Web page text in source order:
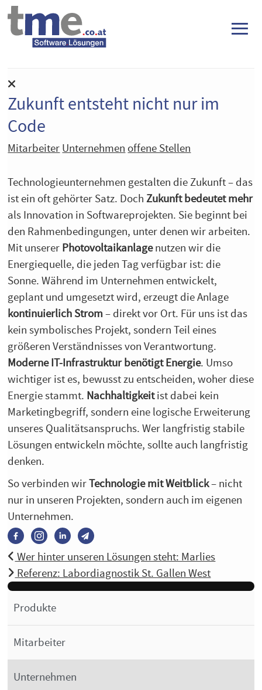
≡
Zukunft entsteht nicht nur im
Code
Mitarbeiter Unternehmen offene Stellen
Technologieunternehmen gestalten die Zukunft – das
ist ein oft gehörter Satz. DochZukunft bedeutet mehr
als Innovation in Softwareprojekten. Sie beginnt bei
den Rahmenbedingungen, unter denen wir arbeiten.
Mit unserer Photovoltaikanlagenutzen wir die
Energiequelle, die jeden Tag verfügbar ist: die
Sonne. Während im Unternehmen entwickelt,
geplant und umgesetzt wird, erzeugt die Anlage
kontinuierlich Strom – direkt vor Ort. Für uns ist das
kein symbolisches Projekt, sondern Teil eines
größeren Verständnisses von Verantwortung.
Moderne IT-Infrastruktur benötigt Energie. Umso
wichtiger ist es, bewusst zu entscheiden, woher diese
Energie stammt. Nachhaltigkeitist dabei kein
Marketingbegriff, sondern eine logische Erweiterung
unseres Qualitätsanspruchs. Wer langfristig stabile
Lösungen entwickeln möchte, sollte auch langfristig
denken.
So verbinden wirTechnologie mit Weitblick– nicht
nur in unseren Projekten, sondern auch im eigenen
Unternehmen.
Wer hinter unseren Lösungen steht: Marlies
Referenz: Labordiagnostik St. Gallen West
Produkte
Mitarbeiter
Unternehmen